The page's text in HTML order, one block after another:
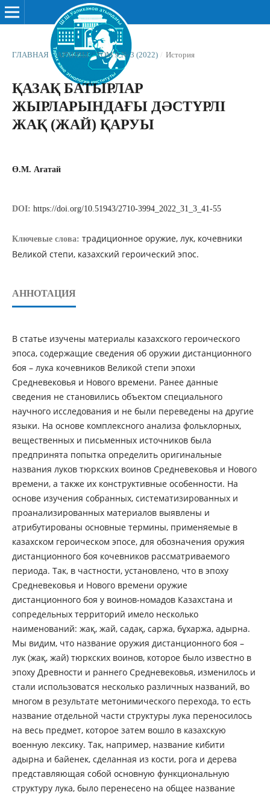
ГЛАВНАЯ / АРХИВЫ / ТОМ 9 № 3 (2022) / История
ҚАЗАҚ БАТЫРЛАР
ЖЫРЛАРЫНДАҒЫ ДӘСТҮРЛІ
ЖАҚ (ЖАЙ) ҚАРУЫ
Ө.М. Ағатай
DOI: https://doi.org/10.51943/2710-3994_2022_31_3_41-55
Ключевые слова: традиционное оружие, лук, кочевники
Великой степи, казахский героический эпос.
АННОТАЦИЯ
В статье изучены материалы казахского героического
эпоса, содержащие сведения об оружии дистанционного
боя – лука кочевников Великой степи эпохи
Средневековья и Нового времени. Ранее данные
сведения не становились объектом специального
научного исследования и не были переведены на другие
языки. На основе комплексного анализа фольклорных,
вещественных и письменных источников была
предпринята попытка определить оригинальные
названия луков тюркских воинов Средневековья и Нового
времени, а также их конструктивные особенности. На
основе изучения собранных, систематизированных и
проанализированных материалов выявлены и
атрибутированы основные термины, применяемые в
казахском героическом эпосе, для обозначения оружия
дистанционного боя кочевников рассматриваемого
периода. Так, в частности, установлено, что в эпоху
Средневековья и Нового времени оружие
дистанционного боя у воинов-номадов Казахстана и
сопредельных территорий имело несколько
наименований: жақ, жай, садақ, саржа, бұхаржа, адырна.
Мы видим, что название оружия дистанционного боя –
лук (жақ, жай) тюркских воинов, которое было известно в
эпоху Древности и раннего Средневековья, изменилось и
стали использоватся несколько различных названий, во
многом в результате метонимического перехода, то есть
название отдельной части структуры лука переносилось
на весь предмет, которое затем вошло в казахскую
военную лексику. Так, например, название кибити
адырна и байенек, сделанная из кости, рога и дерева
представляющая собой основную функциональную
структуру лука, было перенесено на общее название